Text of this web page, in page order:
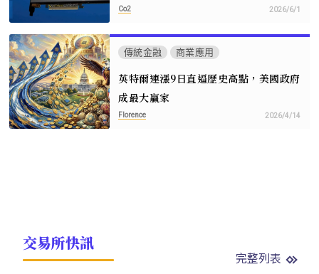
Co2 2026/6/1
傳統金融 商業應用
英特爾連漲9日直逼歷史高點，美國政府
成最大贏家
Florence 2026/4/14
交易所快訊
完整列表